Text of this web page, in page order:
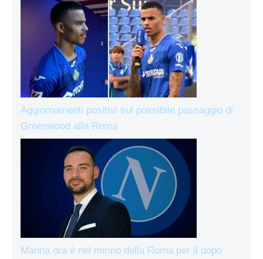
Aggiornamenti positivi sul possibile passaggio di
Greenwood alla Roma
Manna ora è nel mirino della Roma per il dopo